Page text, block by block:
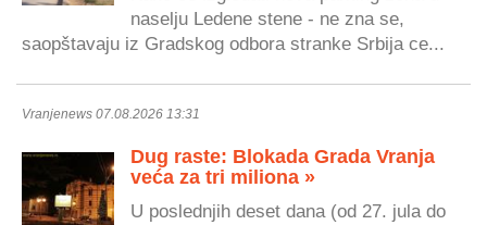
naselju Ledene stene - ne zna se,
saopštavaju iz Gradskog odbora stranke Srbija ce...
Vranjenews 07.08.2026 13:31
Dug raste: Blokada Grada Vranja
veća za tri miliona »
U poslednjih deset dana (od 27. jula do